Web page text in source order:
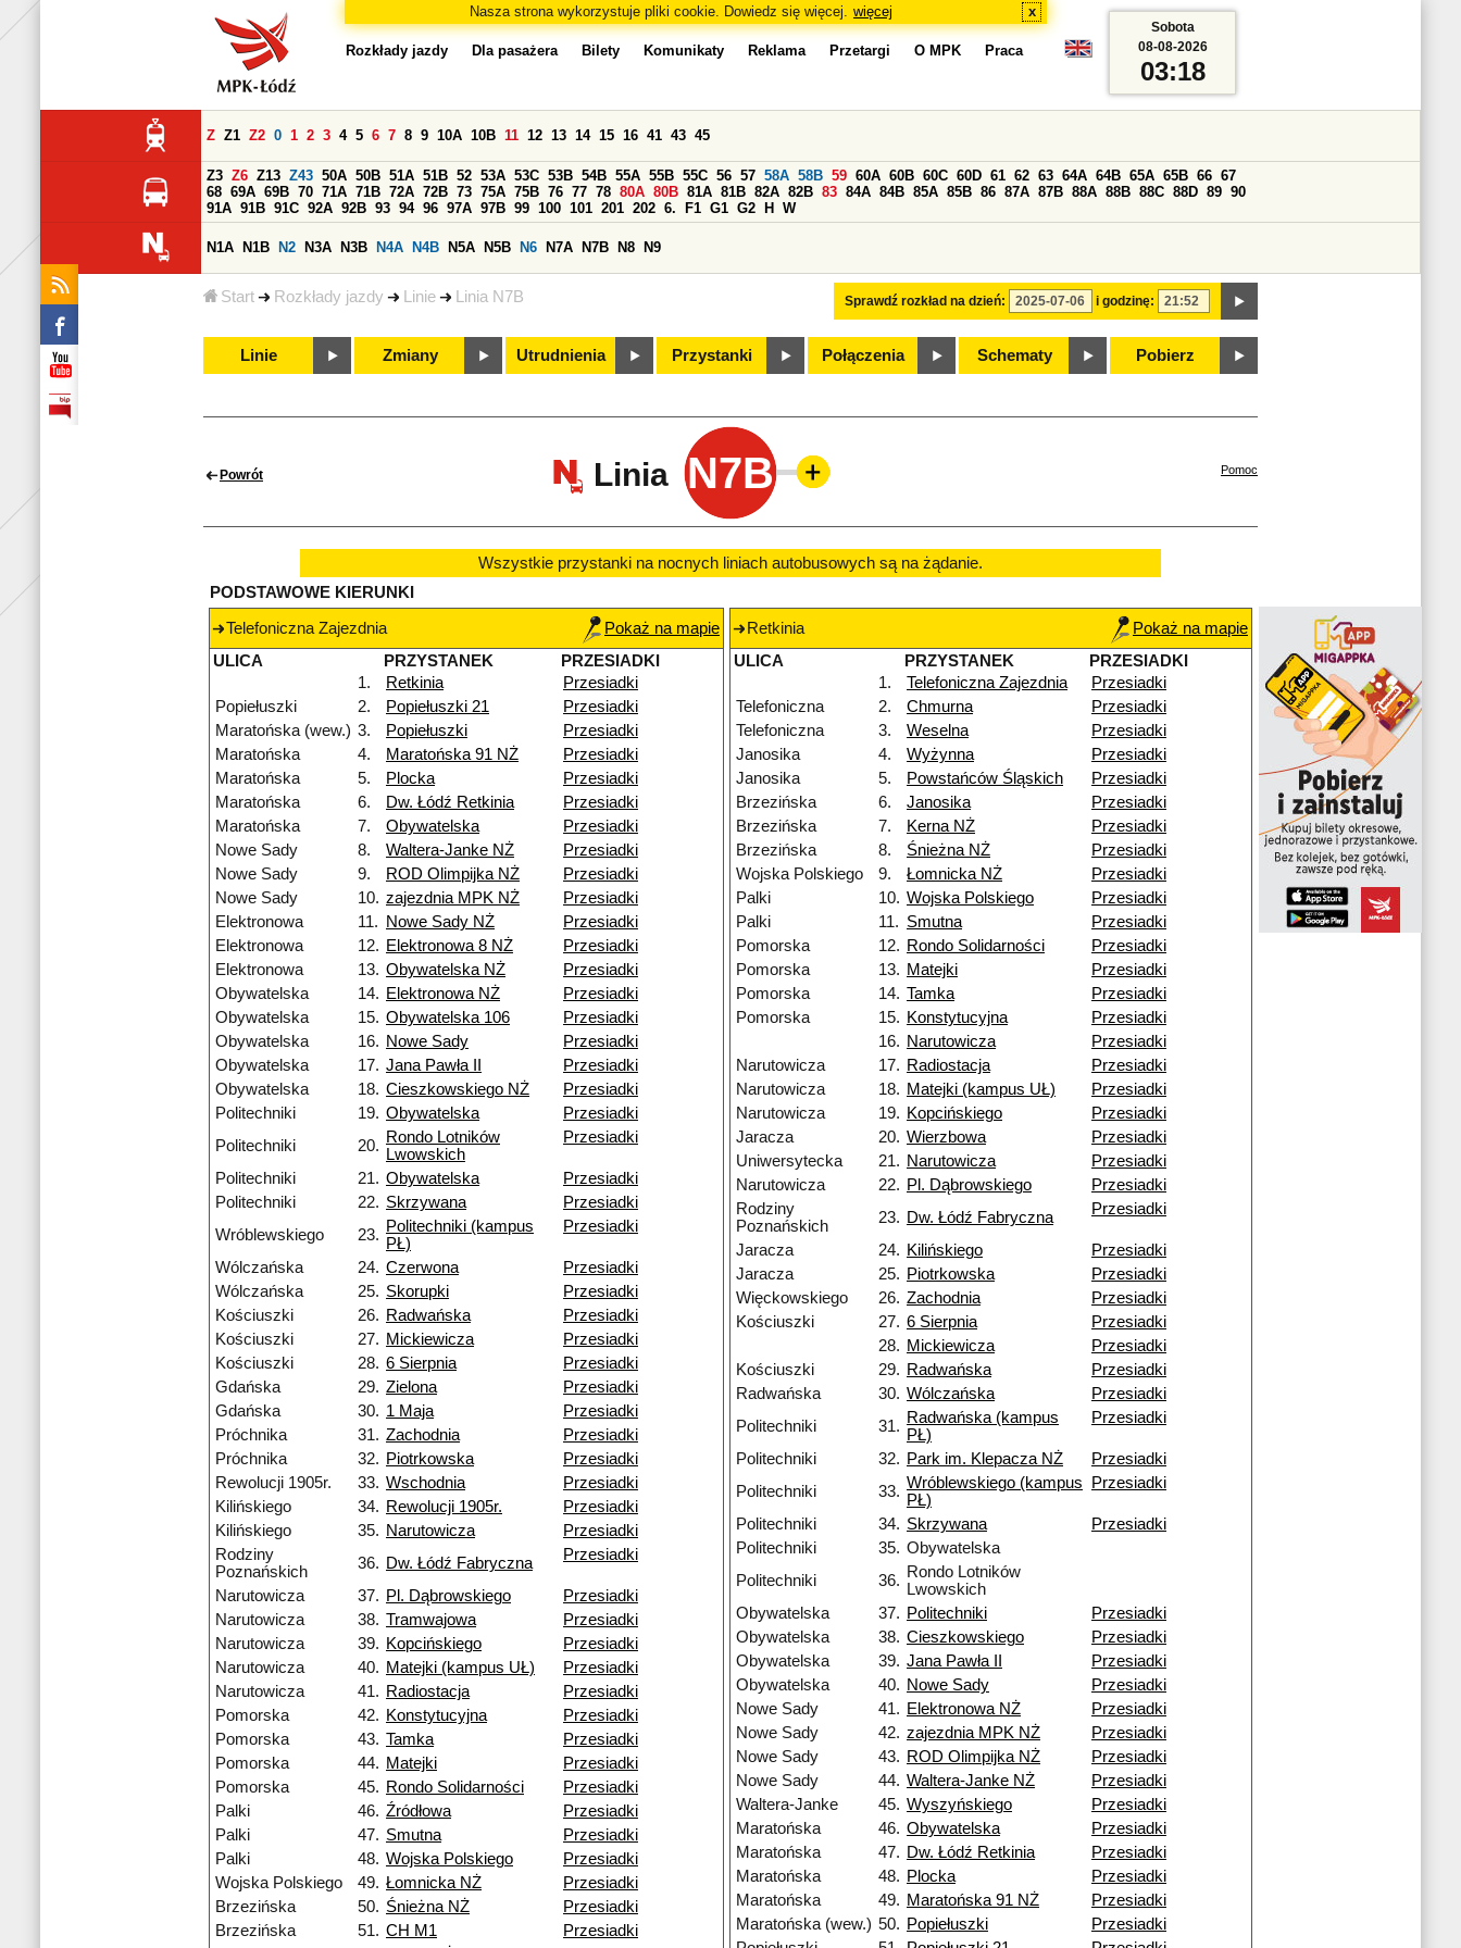
Nasza strona wykorzystuje pliki cookie. Dowiedz się więcej. więcej x
Start Rozkłady jazdy Linie Linia N7B
Rozkłady jazdy Dla pasażera Bilety Komunikaty Reklama Przetargi O MPK Praca
Sprawdź rozkład na dzień: i godzinę:
Z Z1 Z2 0 1 2 3 4 5 6 7 8 9 10A 10B 11 12 13 14 15 16 41 43 45
Z3 Z6 Z13 Z43 50A 50B 51A 51B 52 53A 53C 53B 54B 55A 55B 55C 56 57 58A 58B 59 60A 60B 60C 60D 61 62 63 64A 64B 65A 65B 66 67
68 69A 69B 70 71A 71B 72A 72B 73 75A 75B 76 77 78 80A 80B 81A 81B 82A 82B 83 84A 84B 85A 85B 86 87A 87B 88A 88B 88C 88D 89 90
91A 91B 91C 92A 92B 93 94 96 97A 97B 99 100 101 201 202 6. F1 G1 G2 H W
N1A N1B N2 N3A N3B N4A N4B N5A N5B N6 N7A N7B N8 N9
Linie Zmiany Utrudnienia Przystanki Połączenia Schematy Pobierz
Sobota
08-08-2026
03:18
Powrót Linia N7B Pomoc
Wszystkie przystanki na nocnych liniach autobusowych są na żądanie.
PODSTAWOWE KIERUNKI
Telefoniczna Zajezdnia
Pokaż na mapie
ULICA
PRZYSTANEK
PRZESIADKI
1.
Retkinia
Przesiadki
Popiełuszki
2. Popiełuszki 21
Przesiadki
Maratońska (wew.) 3. Popiełuszki
Przesiadki
Maratońska
4. Maratońska 91 NŻ
Przesiadki
Maratońska
5. Plocka
Przesiadki
Maratońska
6. Dw. Łódź Retkinia
Przesiadki
Maratońska
7. Obywatelska
Przesiadki
Nowe Sady
8. Waltera-Janke NŻ
Przesiadki
Nowe Sady
9. ROD Olimpijka NŻ
Przesiadki
Nowe Sady
10. zajezdnia MPK NŻ
Przesiadki
Elektronowa
11. Nowe Sady NŻ
Przesiadki
Elektronowa
12. Elektronowa 8 NŻ
Przesiadki
Elektronowa
13. Obywatelska NŻ
Przesiadki
Obywatelska
14. Elektronowa NŻ
Przesiadki
Obywatelska
15. Obywatelska 106
Przesiadki
Obywatelska
16. Nowe Sady
Przesiadki
Obywatelska
17. Jana Pawła II
Przesiadki
Obywatelska
18. Cieszkowskiego NŻ
Przesiadki
Politechniki
19. Obywatelska
Przesiadki
Politechniki
20. Rondo Lotników
Lwowskich
Przesiadki
Politechniki 21. Obywatelska
Przesiadki
Politechniki
22. Skrzywana
Przesiadki
Wróblewskiego
23. Politechniki (kampus
PŁ)
Przesiadki
Wólczańska 24. Czerwona
Przesiadki
Wólczańska
25. Skorupki
Przesiadki
Kościuszki
26. Radwańska
Przesiadki
Kościuszki
27. Mickiewicza
Przesiadki
Kościuszki
28. 6 Sierpnia
Przesiadki
Gdańska
29. Zielona
Przesiadki
Gdańska
30. 1 Maja
Przesiadki
Próchnika
31. Zachodnia
Przesiadki
Próchnika
32. Piotrkowska
Przesiadki
Rewolucji 1905r.
33. Wschodnia
Przesiadki
Kilińskiego
34. Rewolucji 1905r.
Przesiadki
Kilińskiego
35. Narutowicza
Przesiadki
Rodziny
Poznańskich
36. Dw. Łódź Fabryczna Przesiadki
Narutowicza 37. Pl. Dąbrowskiego
Przesiadki
Narutowicza
38. Tramwajowa
Przesiadki
Narutowicza
39. Kopcińskiego
Przesiadki
Narutowicza
40. Matejki (kampus UŁ)
Przesiadki
Narutowicza
41. Radiostacja
Przesiadki
Pomorska
42. Konstytucyjna
Przesiadki
Pomorska
43. Tamka
Przesiadki
Pomorska
44. Matejki
Przesiadki
Pomorska
45. Rondo Solidarności
Przesiadki
Palki
46. Źródłowa
Przesiadki
Palki
47. Smutna
Przesiadki
Palki
48. Wojska Polskiego
Przesiadki
Wojska Polskiego
49. Łomnicka NŻ
Przesiadki
Brzezińska
50. Śnieżna NŻ
Przesiadki
Brzezińska
51. CH M1
Przesiadki
Retkinia
Pokaż na mapie
ULICA
PRZYSTANEK
PRZESIADKI
1.
Telefoniczna Zajezdnia
Przesiadki
Telefoniczna
2. Chmurna
Przesiadki
Telefoniczna
3. Weselna
Przesiadki
Janosika
4. Wyżynna
Przesiadki
Janosika
5. Powstańców Śląskich
Przesiadki
Brzezińska
6. Janosika
Przesiadki
Brzezińska
7. Kerna NŻ
Przesiadki
Brzezińska
8. Śnieżna NŻ
Przesiadki
Wojska Polskiego
9. Łomnicka NŻ
Przesiadki
Palki
10. Wojska Polskiego
Przesiadki
Palki
11. Smutna
Przesiadki
Pomorska
12. Rondo Solidarności
Przesiadki
Pomorska
13. Matejki
Przesiadki
Pomorska
14. Tamka
Przesiadki
Pomorska
15. Konstytucyjna
Przesiadki
16. Narutowicza
Przesiadki
Narutowicza
17. Radiostacja
Przesiadki
Narutowicza
18. Matejki (kampus UŁ)
Przesiadki
Narutowicza
19. Kopcińskiego
Przesiadki
Jaracza
20. Wierzbowa
Przesiadki
Uniwersytecka
21. Narutowicza
Przesiadki
Narutowicza
22. Pl. Dąbrowskiego
Przesiadki
Rodziny
Poznańskich
23. Dw. Łódź Fabryczna Przesiadki
Jaracza 24. Kilińskiego
Przesiadki
Jaracza
25. Piotrkowska
Przesiadki
Więckowskiego
26. Zachodnia
Przesiadki
Kościuszki
27. 6 Sierpnia
Przesiadki
28. Mickiewicza
Przesiadki
Kościuszki
29. Radwańska
Przesiadki
Radwańska
30. Wólczańska
Przesiadki
Politechniki
31. Radwańska (kampus
PŁ)
Przesiadki
Politechniki 32. Park im. Klepacza NŻ
Przesiadki
Politechniki
33. Wróblewskiego (kampus
PŁ)
Przesiadki
Politechniki 34. Skrzywana
Przesiadki
Politechniki
35. Obywatelska
Politechniki
36. Rondo Lotników
Lwowskich
Obywatelska
37. Politechniki
Przesiadki
Obywatelska
38. Cieszkowskiego
Przesiadki
Obywatelska
39. Jana Pawła II
Przesiadki
Obywatelska
40. Nowe Sady
Przesiadki
Nowe Sady
41. Elektronowa NŻ
Przesiadki
Nowe Sady
42. zajezdnia MPK NŻ
Przesiadki
Nowe Sady
43. ROD Olimpijka NŻ
Przesiadki
Nowe Sady
44. Waltera-Janke NŻ
Przesiadki
Waltera-Janke
45. Wyszyńskiego
Przesiadki
Maratońska
46. Obywatelska
Przesiadki
Maratońska
47. Dw. Łódź Retkinia
Przesiadki
Maratońska
48. Plocka
Przesiadki
Maratońska
49. Maratońska 91 NŻ
Przesiadki
Maratońska (wew.) 50. Popiełuszki
Przesiadki